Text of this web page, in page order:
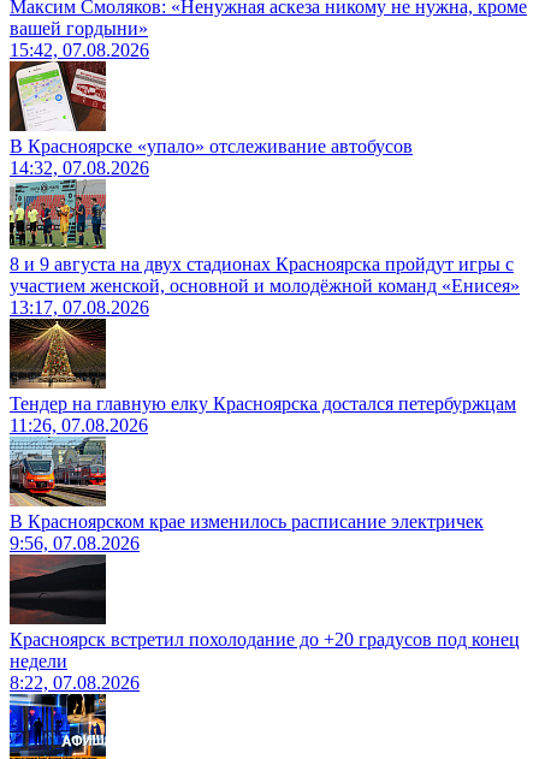
Максим Смоляков: «Ненужная аскеза никому не нужна, кроме
вашей гордыни»
15:42, 07.08.2026
В Красноярске «упало» отслеживание автобусов
14:32, 07.08.2026
8 и 9 августа на двух стадионах Красноярска пройдут игры с
участием женской, основной и молодёжной команд «Енисея»
13:17, 07.08.2026
Тендер на главную елку Красноярска достался петербуржцам
11:26, 07.08.2026
В Красноярском крае изменилось расписание электричек
9:56, 07.08.2026
Красноярск встретил похолодание до +20 градусов под конец
недели
8:22, 07.08.2026